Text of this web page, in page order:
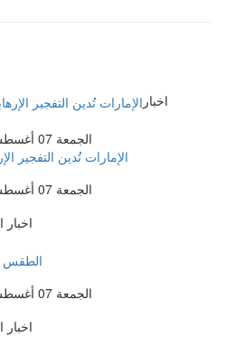
اخبار
الجمعة 07 أغسطس 2026 10:04 مساءً
الإمارات تُدين التفجير
الجمعة 07 أغسطس 2026 10:04 مساءً
اخبار
الطقس
الجمعة 07 أغسطس 2026 10:04 مساءً
اخبار